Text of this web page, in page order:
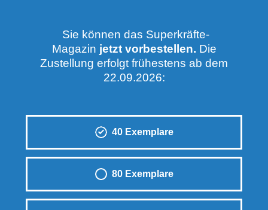
Sie können das Superkräfte-
Magazin jetzt vorbestellen. Die
Zustellung erfolgt frühestens ab dem
22.09.2026:
Anzahl
40 Exemplare
80 Exemplare